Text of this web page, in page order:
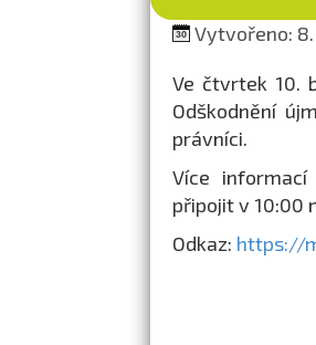
Vytvořeno: 8.
Ve čtvrtek 10.
Odškodnění
právníci.
Více
připojit v 10:00
Odkaz: https://